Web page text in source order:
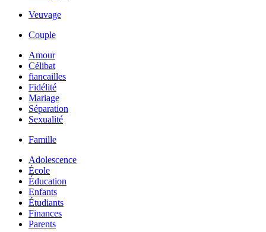
Veuvage
Couple
Amour
Célibat
fiancailles
Fidélité
Mariage
Séparation
Sexualité
Famille
Adolescence
École
Éducation
Enfants
Étudiants
Finances
Parents